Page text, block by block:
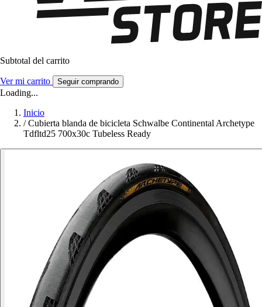
Subtotal del carrito
Ver mi carrito Seguir comprando
Loading...
Inicio
/ Cubierta blanda de bicicleta Schwalbe Continental Archetype
Tdfltd25 700x30c Tubeless Ready